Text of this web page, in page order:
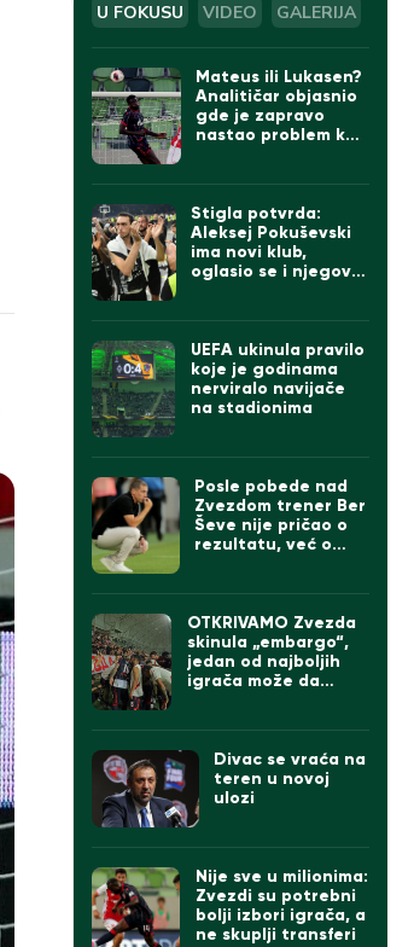
U FOKUSU VIDEO GALERIJA
Mateus ili Lukasen?
Analitičar objasnio
gde je zapravo
nastao problem kod
Stigla potvrda:
Aleksej Pokuševski
ima novi klub,
oglasio se i njegov
UEFA ukinula pravilo
koje je godinama
nerviralo navijače
na stadionima
Posle pobede nad
Zvezdom trener Ber
Ševe nije pričao o
rezultatu, već o
OTKRIVAMO Zvezda
skinula „embargo“,
jedan od najboljih
igrača može da
Divac se vraća na
teren u novoj
ulozi
Nije sve u milionima:
Zvezdi su potrebni
bolji izbori igrača, a
ne skuplji transferi